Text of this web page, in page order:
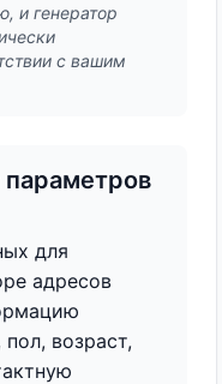
и генератор
с вашим
для
адресов
возраст,